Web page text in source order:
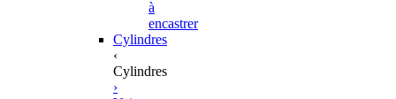
à
encastrer
Cylindres
‹
Cylindres
›